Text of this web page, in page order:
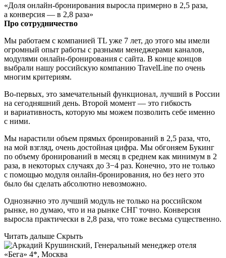
«Доля онлайн-бронирования выросла примерно в 2,5 раза,
а конверсия — в 2,8 раза»
Про сотрудничество
Мы работаем с компанией TL уже 7 лет, до этого мы имели
огромный опыт работы с разными менеджерами каналов,
модулями онлайн-бронирования с сайта. В конце концов
выбрали нашу российскую компанию TravelLine по очень
многим критериям.
Во-первых, это замечательный функционал, лучший в России
на сегодняшний день. Второй момент — это гибкость
и вариативность, которую мы можем позволить себе именно
с ними.
Мы нарастили объем прямых бронирований в 2,5 раза, что,
на мой взгляд, очень достойная цифра. Мы обгоняем Букинг
по объему бронирований в месяц в среднем как минимум в 2
раза, в некоторых случаях до 3−4 раз. Конечно, это не только
с помощью модуля онлайн-бронирования, но без него это
было бы сделать абсолютно невозможно.
Однозначно это лучший модуль не только на российском
рынке, но думаю, что и на рынке СНГ точно. Конверсия
выросла практически в 2,8 раза, что тоже весьма существенно.
Читать дальше Скрыть